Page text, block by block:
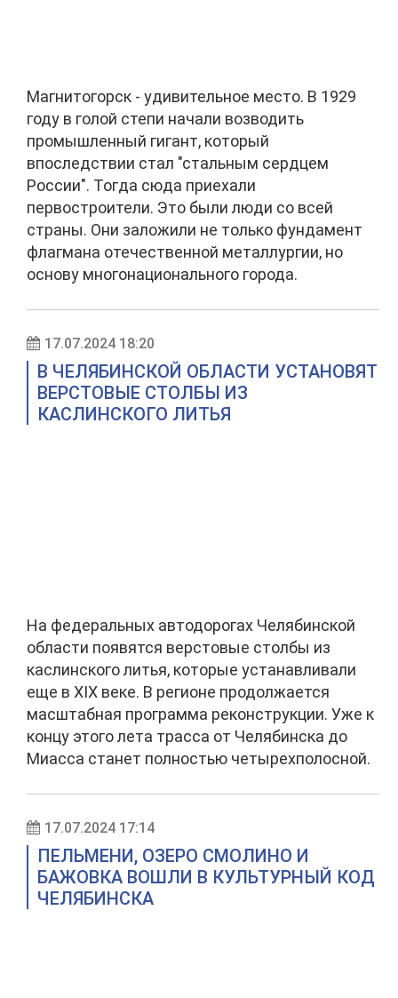
Магнитогорск - удивительное место. В 1929
году в голой степи начали возводить
промышленный гигант, который
впоследствии стал "стальным сердцем
России". Тогда сюда приехали
первостроители. Это были люди со всей
страны. Они заложили не только фундамент
флагмана отечественной металлургии, но
основу многонационального города.
17.07.2024 18:20
В ЧЕЛЯБИНСКОЙ ОБЛАСТИ УСТАНОВЯТ
ВЕРСТОВЫЕ СТОЛБЫ ИЗ
КАСЛИНСКОГО ЛИТЬЯ
На федеральных автодорогах Челябинской
области появятся верстовые столбы из
каслинского литья, которые устанавливали
еще в XIX веке. В регионе продолжается
масштабная программа реконструкции. Уже к
концу этого лета трасса от Челябинска до
Миасса станет полностью четырехполосной.
17.07.2024 17:14
ПЕЛЬМЕНИ, ОЗЕРО СМОЛИНО И
БАЖОВКА ВОШЛИ В КУЛЬТУРНЫЙ КОД
ЧЕЛЯБИНСКА